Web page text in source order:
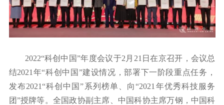
2022“科创中国”年度会议于2月21日在京召开，会议总
结2021年“科创中国”建设情况，部署下一阶段重点任务，
发布2021“科创中国”系列榜单、向“2021年优秀科技服务
团”授牌等。全国政协副主席、中国科协主席万钢，中国科